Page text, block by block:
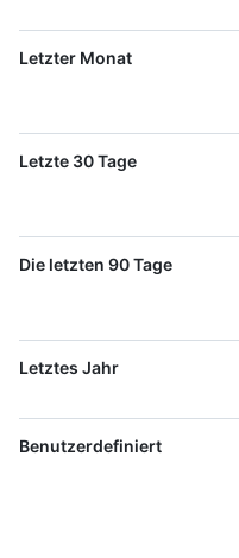
Letzter Monat
Letzte 30 Tage
Die letzten 90 Tage
Letztes Jahr
Benutzerdefiniert